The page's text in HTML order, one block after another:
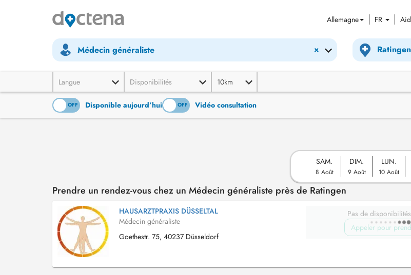
Allemagne FR
×
Médecin généraliste
Langue Disponibilités 10km
OFF Disponible aujourd’hui
ON OFF Vidéo consultation
SAM.
8 Août
DIM.
9 Août
LUN.
10 Août
Prendre un rendez-vous chez un Médecin généraliste près de Ratingen
HAUSARZTPRAXIS DÜSSELTAL
Médecin généraliste
Goethestr. 75, 40237 Düsseldorf
Pas de
Appeler pour